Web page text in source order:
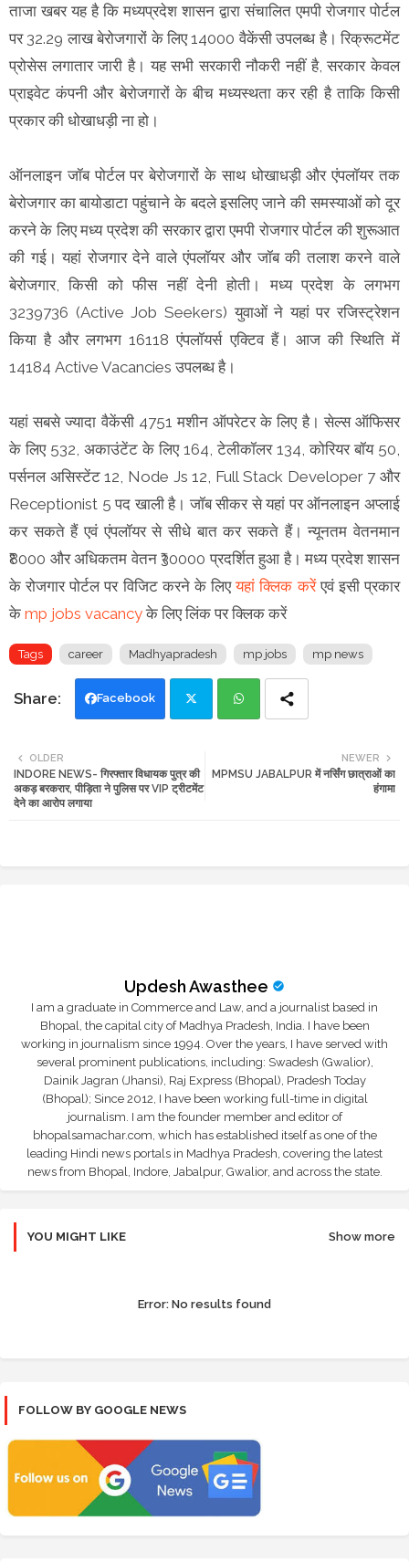
ताजा खबर यह है कि मध्यप्रदेश शासन द्वारा संचालित एमपी रोजगार पोर्टल
पर 32.29 लाख बेरोजगारों के लिए 14000 वैकेंसी उपलब्ध है। रिक्रूटमेंट
प्रोसेस लगातार जारी है। यह सभी सरकारी नौकरी नहीं है, सरकार केवल
प्राइवेट कंपनी और बेरोजगारों के बीच मध्यस्थता कर रही है ताकि किसी
प्रकार की धोखाधड़ी ना हो।
ऑनलाइन जॉब पोर्टल पर बेरोजगारों के साथ धोखाधड़ी और एंपलॉयर तक
बेरोजगार का बायोडाटा पहुंचाने के बदले इसलिए जाने की समस्याओं को दूर
करने के लिए मध्य प्रदेश की सरकार द्वारा एमपी रोजगार पोर्टल की शुरूआत
की गई। यहां रोजगार देने वाले एंपलॉयर और जॉब की तलाश करने वाले
बेरोजगार, किसी को फीस नहीं देनी होती। मध्य प्रदेश के लगभग
3239736 (Active Job Seekers) युवाओं ने यहां पर रजिस्ट्रेशन
किया है और लगभग 16118 एंपलॉयर्स एक्टिव हैं। आज की स्थिति में
14184 Active Vacancies उपलब्ध है।
यहां सबसे ज्यादा वैकेंसी 4751 मशीन ऑपरेटर के लिए है। सेल्स ऑफिसर
के लिए 532, अकाउंटेंट के लिए 164, टेलीकॉलर 134, कोरियर बॉय 50,
पर्सनल असिस्टेंट 12, Node Js 12, Full Stack Developer 7 और
Receptionist 5 पद खाली है। जॉब सीकर से यहां पर ऑनलाइन अप्लाई
कर सकते हैं एवं एंपलॉयर से सीधे बात कर सकते हैं। न्यूनतम वेतनमान
₹8000 और अधिकतम वेतन ₹30000 प्रदर्शित हुआ है। मध्य प्रदेश शासन
के रोजगार पोर्टल पर विजिट करने के लिएयहां क्लिक करेंएवं इसी प्रकार
के mp jobs vacancyके लिए लिंक पर क्लिक करें
Tags career Madhyapradesh mp jobs mp news
Facebook
tte ats
NEWER
MPMSU JABALPUR में नर्सिंग छात्राओं का
हंगामा
OLDER
INDORE NEWS- गिरफ्तार विधायक पुत्र की
अकड़ बरकरार, पीड़िता ने पुलिस पर VIP ट्रीटमेंट
देने का आरोप लगाया
Updesh Awasthee
I am a graduate in Commerce and Law, and a journalist based in
Bhopal, the capital city of Madhya Pradesh, India. I have been
working in journalism since 1994. Over the years, I have served with
several prominent publications, including: Swadesh (Gwalior),
Dainik Jagran (Jhansi), Raj Express (Bhopal), Pradesh Today
(Bhopal); Since 2012, I have been working full-time in digital
journalism. I am the founder member and editor of
bhopalsamachar.com, which has established itself as one of the
leading Hindi news portals in Madhya Pradesh, covering the latest
news from Bhopal, Indore, Jabalpur, Gwalior, and across the state.
YOU MIGHT LIKE Show more
Error: No results found
FOLLOW BY GOOGLE NEWS